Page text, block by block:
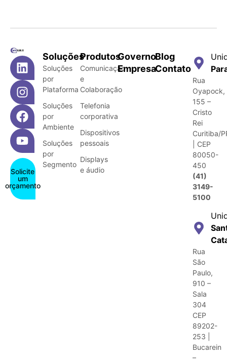
Solicite
um
orçamento
Soluções
Soluções
por
Plataforma
Soluções
por
Ambiente
Soluções
por
Segmento
Produtos
Comunicação
e
Colaboração
Telefonia
corporativa
Dispositivos
pessoais
Displays
e áudio
Governo
Empresa
Blog
Contato
Rua
Oyapock,
155 –
Cristo
Rei
Curitiba/
| CEP
80050-
450
(41)
3149-
5100
Rua
São
Paulo,
910 –
Sala
304
CEP
89202-
253 |
Bucarein
–